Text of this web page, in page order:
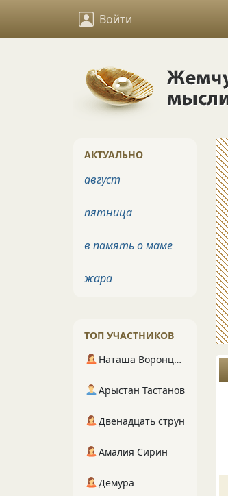
Войти
АКТУАЛЬНО
август
пятница
в память о маме
жара
ТОП УЧАСТНИКОВ
Наташа Воронцова
Арыстан Тастанов
Двенадцать струн
Амалия Сирин
Демура